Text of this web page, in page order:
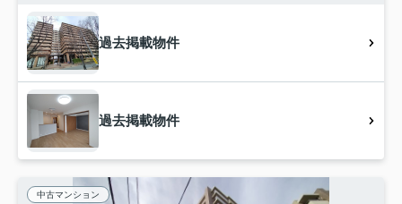
過去掲載物件
過去掲載物件
中古マンション